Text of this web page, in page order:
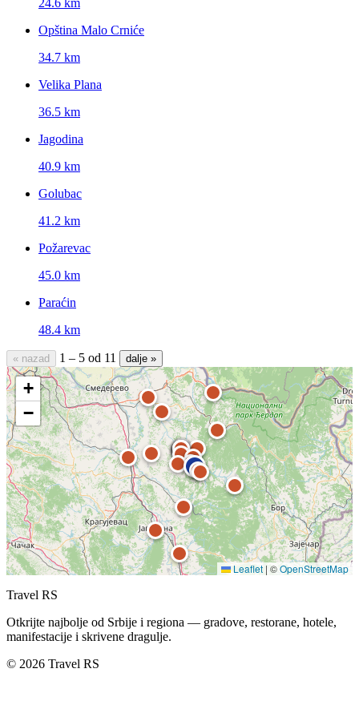
Opština Malo Crniće
34.7 km
Velika Plana
36.5 km
Jagodina
40.9 km
Golubac
41.2 km
Požarevac
45.0 km
Paraćin
48.4 km
« nazad 1 – 5 od 11 dalje »
+
−
Leaflet | ©OpenStreetMap
Travel RS
Otkrijte najbolje od Srbije i regiona — gradove, restorane, hotele,
manifestacije i skrivene dragulje.
© 2026 Travel RS